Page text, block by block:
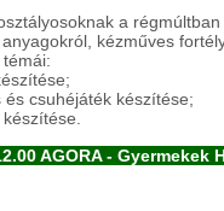
a
kézműves
csuhéjáték készítése;
AGORA - Gyermekek